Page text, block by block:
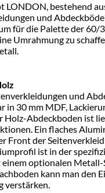
LONDON, bestehend
und
für die Palette der 60/
Umrahmung zu
und
in 30 mm MDF,
Holz-Abdeckboden ist
Ein flaches
Front der
ist in der
optionalen Metall-
kann man den
verstärken.